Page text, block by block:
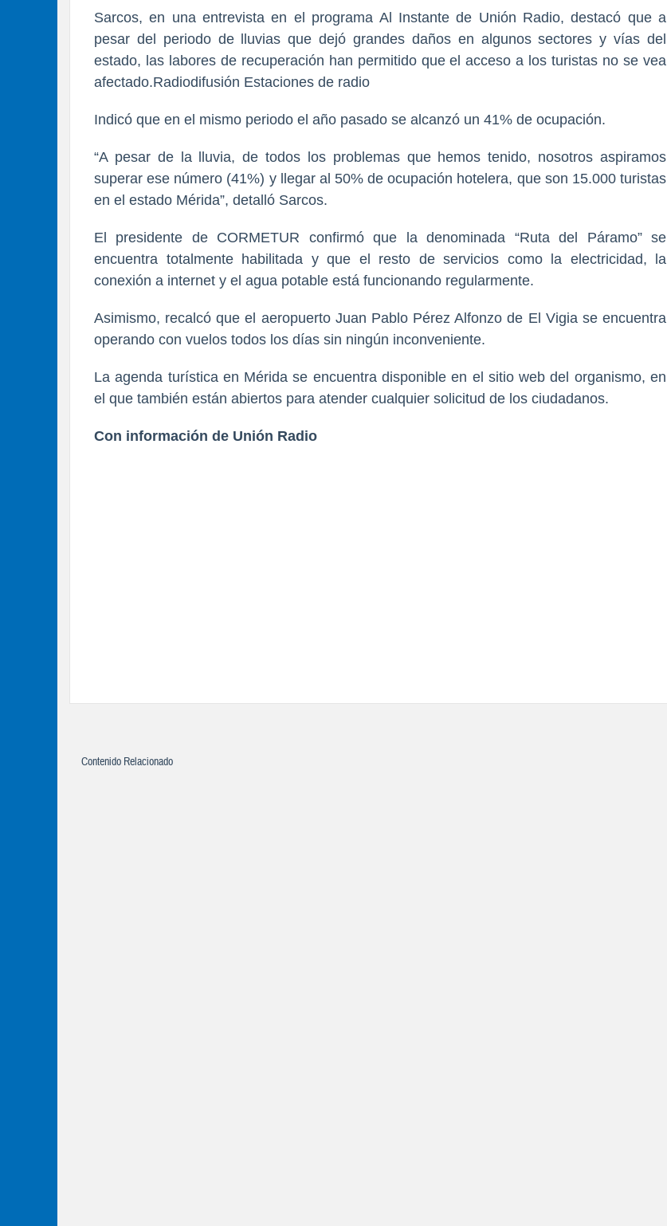
Sarcos, en una entrevista en el programa Al Instante de Unión Radio, destacó que a
pesar del periodo de lluvias que dejó grandes daños en algunos sectores y vías del
estado, las labores de recuperación han permitido que el acceso a los turistas no se vea
afectado.Radiodifusión Estaciones de radio
Indicó que en el mismo periodo el año pasado se alcanzó un 41% de ocupación.
“A pesar de la lluvia, de todos los problemas que hemos tenido, nosotros aspiramos
superar ese número (41%) y llegar al 50% de ocupación hotelera, que son 15.000 turistas
en el estado Mérida”, detalló Sarcos.
El presidente de CORMETUR confirmó que la denominada “Ruta del Páramo” se
encuentra totalmente habilitada y que el resto de servicios como la electricidad, la
conexión a internet y el agua potable está funcionando regularmente.
Asimismo, recalcó que el aeropuerto Juan Pablo Pérez Alfonzo de El Vigia se encuentra
operando con vuelos todos los días sin ningún inconveniente.
La agenda turística en Mérida se encuentra disponible en el sitio web del organismo, en
el que también están abiertos para atender cualquier solicitud de los ciudadanos.
Con información de Unión Radio
Contenido Relacionado